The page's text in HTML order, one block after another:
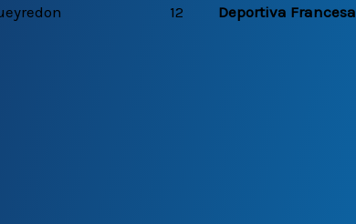
12 Deportiva Francesa